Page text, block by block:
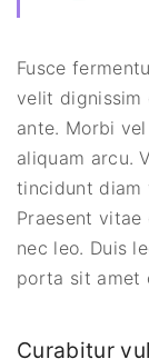
Fusce
velit dignissim
ante. Morbi
aliquam arcu.
tincidunt diam
Praesent
nec leo. Duis
porta sit amet
Curabitur